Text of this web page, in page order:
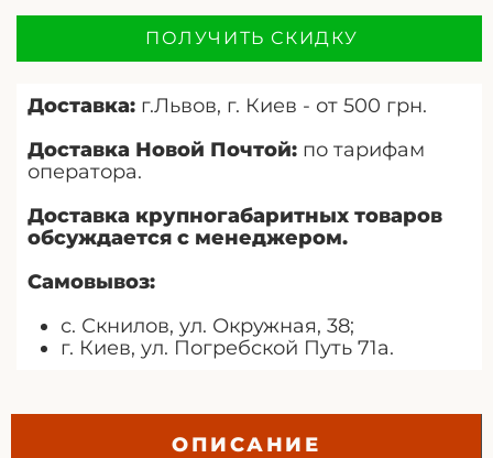
ПОЛУЧИТЬ СКИДКУ
Доставка: г.Львов, г. Киев - от 500 грн.
Доставка Новой Почтой: по тарифам
оператора.
Доставка крупногабаритных товаров
обсуждается с менеджером.
Самовывоз:
с. Скнилов, ул. Окружная, 38;
г. Киев, ул. Погребской Путь 71а.
ОПИСАНИЕ